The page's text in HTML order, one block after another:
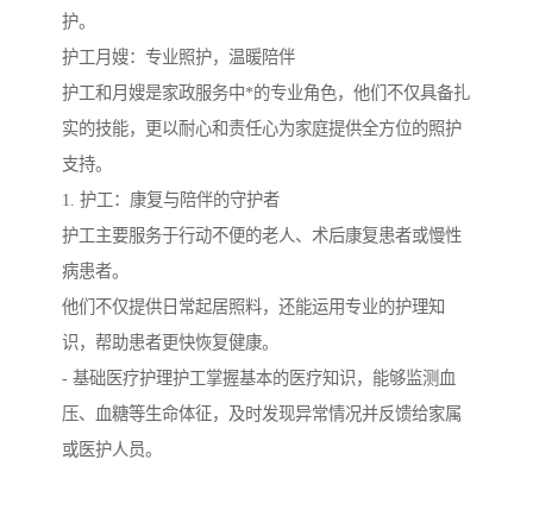
护。
护工月嫂：专业照护，温暖陪伴
护工和月嫂是家政服务中*的专业角色，他们不仅具备扎
实的技能，更以耐心和责任心为家庭提供全方位的照护
支持。
1. 护工：康复与陪伴的守护者
护工主要服务于行动不便的老人、术后康复患者或慢性
病患者。
他们不仅提供日常起居照料，还能运用专业的护理知
识，帮助患者更快恢复健康。
- 基础医疗护理护工掌握基本的医疗知识，能够监测血
压、血糖等生命体征，及时发现异常情况并反馈给家属
或医护人员。